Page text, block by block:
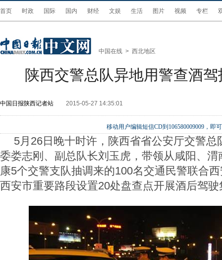
首页 时政 国际 国内 财经 文娱 生活 图片 视频 专栏
中国在线 > 西北地区
陕西交警总队异地用警查酒
中国日报陕西记者站 2015-05-27 14:35:01
移动用户编辑短信CD到106580009009，即
5月26日晚十时许，陕西省省公安厅交警总
委娄志刚、副总队长刘玉虎，带领从咸阳、
康5个交警支队抽调来的100名交通民警联合
西安市重要路段设置20处盘查点开展酒后驾